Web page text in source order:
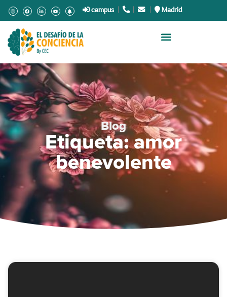
campus| . | | Madrid
Blog
Etiqueta: amor
benevolente